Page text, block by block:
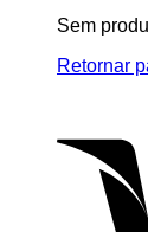
Sem
Retornar